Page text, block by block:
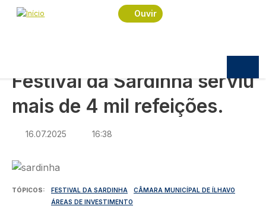
Passar para o conteúdo principal
Ouvir
Navegação estrutural
Início
Sociedade
Festival da Sardinha serviu mais de 4 mil refeições.
Festival da Sardinha serviu
mais de 4 mil refeições.
16.07.2025 16:38
Imagem
TÓPICOS FESTIVAL DA SARDINHA
CÂMARA MUNICÍPAL DE ÍLHAVO
ÁREAS DE INVESTIMENTO